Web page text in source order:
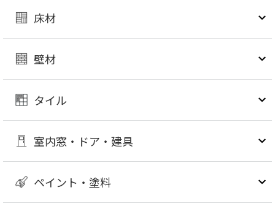
床材
壁材
タイル
室内窓・ドア・建具
ペイント・塗料